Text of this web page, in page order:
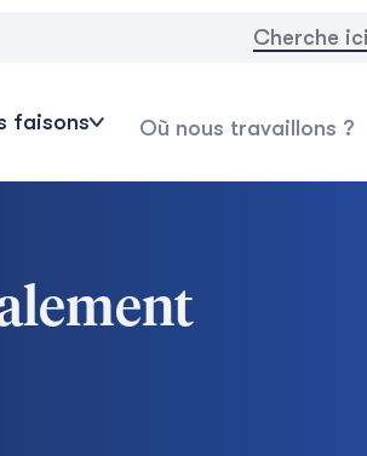
Rechercher:
faisons Où nous travaillons ?